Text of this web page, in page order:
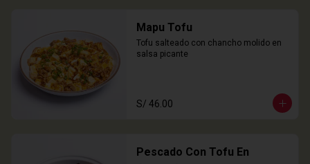
Mapu Tofu
Tofu salteado con chancho molido en
salsa picante
S/ 46.00
Pescado Con Tofu En